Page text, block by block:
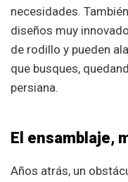
necesidades.
diseños muy
de rodillo y pueden
que busques,
persiana.
El ensamblaje,
Años atrás, un